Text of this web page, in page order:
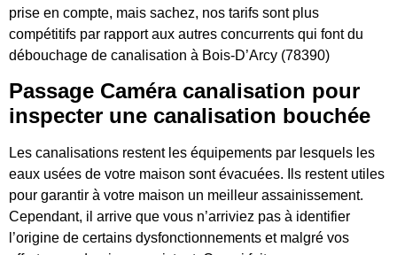
prise en compte, mais sachez, nos tarifs sont plus
compétitifs par rapport aux autres concurrents qui font du
débouchage de canalisation à Bois-D’Arcy (78390)
Passage Caméra canalisation pour
inspecter une canalisation bouchée
Les canalisations restent les équipements par lesquels les
eaux usées de votre maison sont évacuées. Ils restent utiles
pour garantir à votre maison un meilleur assainissement.
Cependant, il arrive que vous n’arriviez pas à identifier
l’origine de certains dysfonctionnements et malgré vos